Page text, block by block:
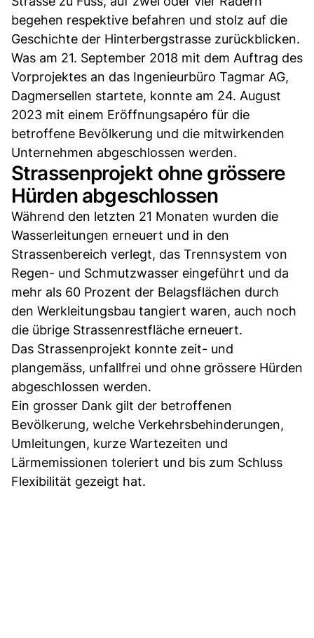
begehen respektive befahren und stolz auf die
Geschichte der Hinterbergstrasse zurückblicken.
Was am 21. September 2018 mit dem Auftrag des
Vorprojektes an das Ingenieurbüro Tagmar AG,
Dagmersellen startete, konnte am 24. August
2023 mit einem Eröffnungsapéro für die
betroffene Bevölkerung und die mitwirkenden
Unternehmen abgeschlossen werden.
Strassenprojekt ohne grössere
Hürden abgeschlossen
Während den letzten 21 Monaten wurden die
Wasserleitungen erneuert und in den
Strassenbereich verlegt, das Trennsystem von
Regen- und Schmutzwasser eingeführt und da
mehr als 60 Prozent der Belagsflächen durch
den Werkleitungsbau tangiert waren, auch noch
die übrige Strassenrestfläche erneuert.
Das Strassenprojekt konnte zeit- und
plangemäss, unfallfrei und ohne grössere Hürden
abgeschlossen werden.
Ein grosser Dank gilt der betroffenen
Bevölkerung, welche Verkehrsbehinderungen,
Umleitungen, kurze Wartezeiten und
Lärmemissionen toleriert und bis zum Schluss
Flexibilität gezeigt hat.